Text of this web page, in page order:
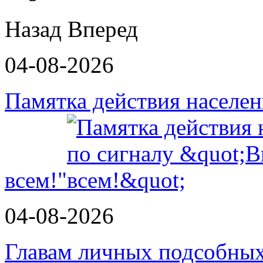
Назад Вперед
04-08-2026
Памятка действия
всем!"
04-08-2026
Главам личных